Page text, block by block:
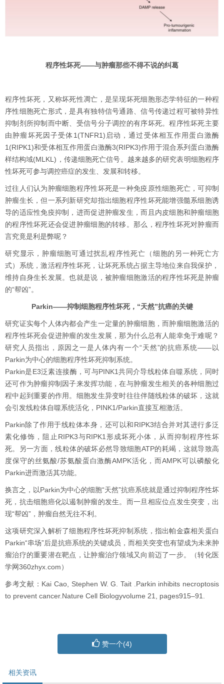
程序性坏死——与肿瘤那些不得不说的纠葛
程序性坏死，又称坏死性凋亡，是呈现坏死细胞形态学特征的一种程
序性细胞死亡形式，是具有独特信号通路、信号传递过程可被特异性
抑制剂所抑制而中断、受信号分子调控的有序坏死。程序性坏死主要
由肿瘤坏死因子受体1(TNFR1)启动，通过受体相互作用蛋白激酶
1(RIPK1)和受体相互作用蛋白激酶3(RIPK3)作用于混合系列蛋白激酶
样结构域(MLKL)，传递细胞死亡信号。越来越多的研究表明细胞程序
性坏死可参与调控癌症的发生、发展和转移。
过往人们认为肿瘤细胞程序性坏死是一种免疫原性细胞死亡，可抑制
肿瘤生长，但一系列新研究却指出细胞程序性坏死能增强髓系细胞诱
导的适应性免疫抑制，进而促进肿瘤发生，而且内皮细胞和肿瘤细胞
的程序性坏死还会促进肿瘤细胞的转移。那么，程序性坏死对肿瘤而
言究竟是利是弊呢？
研究显示，肿瘤细胞可通过扰乱程序性死亡（细胞的另一种死亡方
式）系统，激活程序性坏死，让坏死系统占据主导地位来自我保护，
维持自身生长发展。也就是说，被肿瘤细胞激活的程序性坏死是肿瘤
的“帮凶”。
Parkin——抑制细胞程序性坏死，“天然”抗癌的关键
研究证实每个人体内都会产生一定量的肿瘤细胞，而肿瘤细胞激活的
程序性坏死会促进肿瘤的发生发展，那为什么总有人能幸免于难呢？
研究人员指出，原因之一是人体内有一个“天然”的抗癌系统——以
Parkin为中心的细胞程序性坏死抑制系统。
Parkin是E3泛素连接酶，可与PINK1共同介导线粒体自噬系统，同时
还可作为肿瘤抑制因子来发挥功能，在与肿瘤发生相关的各种细胞过
程中起到重要的作用。细胞发生异变时往往伴随线粒体的破坏，这就
会引发线粒体自噬系统活化，PINK1/Parkin直接互相激活。
Parkin除了作用于线粒体本身，还可以和RIPK3结合并对其进行多泛
素化修饰，阻止RIPK3与RIPK1形成坏死小体，从而抑制程序性坏
死。另一方面，线粒体的破坏必然导致细胞ATP的耗竭，这就导致高
度保守的丝氨酸/苏氨酸蛋白激酶AMPK活化，而AMPK可以磷酸化
Parkin进而激活其功能。
换言之，以Parkin为中心的细胞“天然”抗癌系统就是通过抑制程序性坏
死，抗击细胞癌化以遏制肿瘤的发生。而一旦相应位点发生突变，出
现“帮凶”，肿瘤自然无往不利。
这项研究深入解析了细胞程序性坏死抑制系统，指出帕金森相关蛋白
Parkin“串场”后是抗癌系统的关键成员，而相关突变也有望成为未来肿
瘤治疗的重要潜在靶点，让肿瘤治疗领域又向前迈了一步。（转化医
学网360zhyx.com）
参考文献：Kai Cao, Stephen W. G. Tait .Parkin inhibits necroptosis
to prevent cancer.Nature Cell Biologyvolume 21, pages915–91.
赞一个(4)
相关资讯